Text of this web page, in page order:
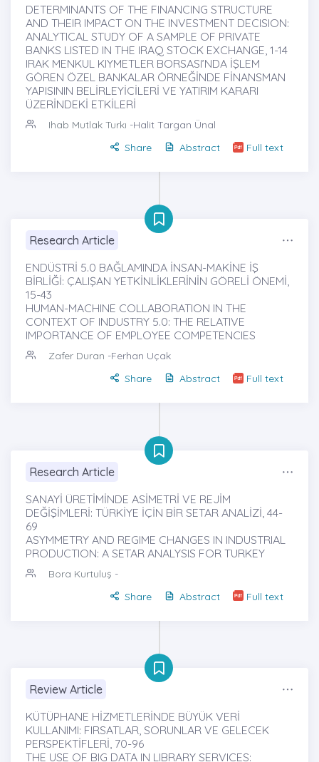
DETERMINANTS OF THE FINANCING STRUCTURE
AND THEIR IMPACT ON THE INVESTMENT DECISION:
ANALYTICAL STUDY OF A SAMPLE OF PRIVATE
BANKS LISTED IN THE IRAQ STOCK EXCHANGE, 1-14
IRAK MENKUL KIYMETLER BORSASI’NDA İŞLEM
GÖREN ÖZEL BANKALAR ÖRNEĞİNDE FİNANSMAN
YAPISININ BELİRLEYİCİLERİ VE YATIRIM KARARI
ÜZERİNDEKİ ETKİLERİ
Ihab Mutlak Turkı -Halit Targan Ünal
Share
Abstract Full text
Research Article
ENDÜSTRİ 5.0 BAĞLAMINDA İNSAN-MAKİNE İŞ
BİRLİĞİ: ÇALIŞAN YETKİNLİKLERİNİN GÖRELİ ÖNEMİ,
15-43
HUMAN-MACHINE COLLABORATION IN THE
CONTEXT OF INDUSTRY 5.0: THE RELATIVE
IMPORTANCE OF EMPLOYEE COMPETENCIES
Zafer Duran -Ferhan Uçak
Share
Abstract Full text
Research Article
SANAYİ ÜRETİMİNDE ASİMETRİ VE REJİM
DEĞİŞİMLERİ: TÜRKİYE İÇİN BİR SETAR ANALİZİ, 44-
69
ASYMMETRY AND REGIME CHANGES IN INDUSTRIAL
PRODUCTION: A SETAR ANALYSIS FOR TURKEY
Bora Kurtuluş -
Share
Abstract Full text
Review Article
KÜTÜPHANE HİZMETLERİNDE BÜYÜK VERİ
KULLANIMI: FIRSATLAR, SORUNLAR VE GELECEK
PERSPEKTİFLERİ, 70-96
THE USE OF BIG DATA IN LIBRARY SERVICES: